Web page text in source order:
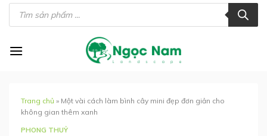
Skip
Tìm
kiếm
phẩm
Trang chủ » Một vài cách làm bình cây mini đẹp đơn giản cho
không gian thêm xanh
PHONG THUỶ